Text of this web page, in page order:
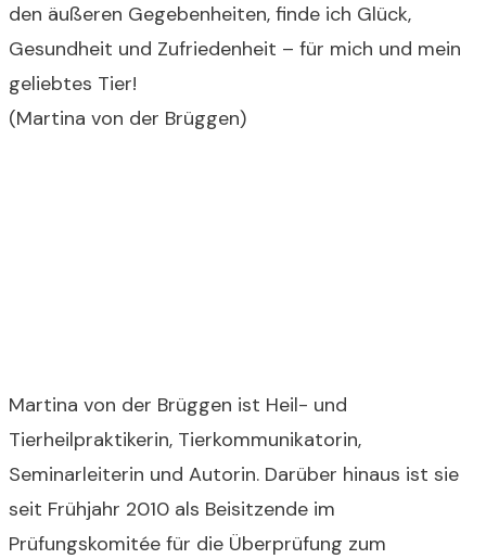
den äußeren Gegebenheiten, finde ich Glück,
Gesundheit und Zufriedenheit – für mich und mein
geliebtes Tier!
(Martina von der Brüggen)
Martina von der Brüggen ist Heil- und
Tierheilpraktikerin, Tierkommunikatorin,
Seminarleiterin und Autorin. Darüber hinaus ist sie
seit Frühjahr 2010 als Beisitzende im
Prüfungskomitée für die Überprüfung zum